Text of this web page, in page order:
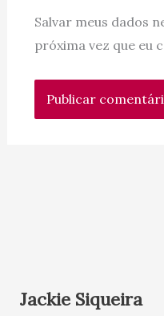
Salvar meus dados
próxima vez que eu
Jackie Siqueira